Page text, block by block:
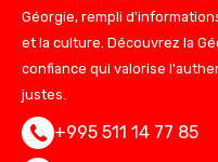
Géorgie, rempli
et la culture. Découvrez la
confiance qui valorise
justes.
+995 511 14 77 85